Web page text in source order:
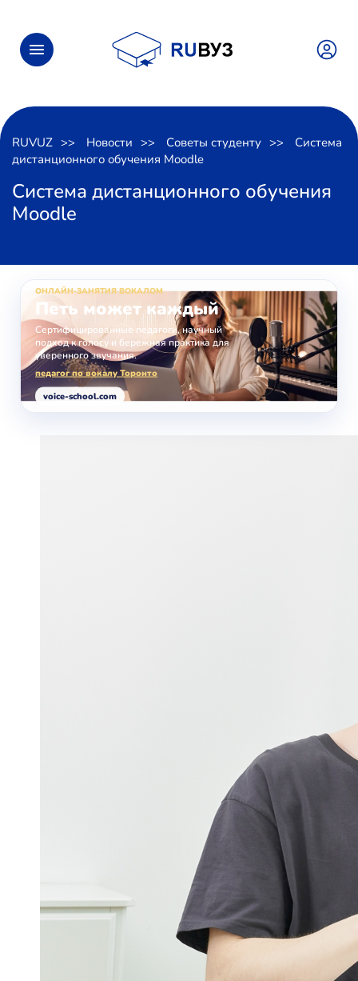
RUVUZ Новости Советы студенту
Система
дистанционного обучения Moodle
Система дистанционного обучения
Moodle
ОНЛАЙН-ЗАНЯТИЯ ВОКАЛОМ
Петь может каждый
Сертифицированные педагоги, научный
подход к голосу и бережная практика для
уверенного звучания.
педагог по вокалу Торонто
voice-school.com